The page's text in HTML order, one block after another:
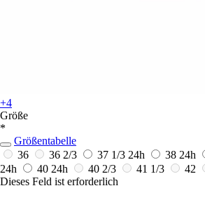
+4
Größe
*
Größentabelle
36
36 2/3 37 1/3 24h 38 24h
24h
40 24h 40 2/3 41 1/3 42
Dieses Feld ist erforderlich